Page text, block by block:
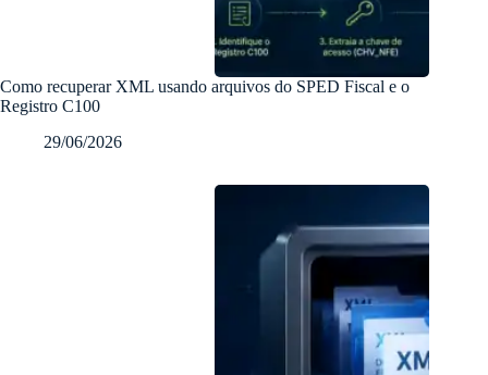
Como recuperar XML usando arquivos do SPED Fiscal e o
Registro C100
29/06/2026